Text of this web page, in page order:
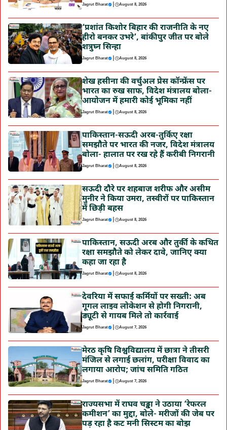
Jagrut Bharat | August 8, 2026
‘प्रशांत किशोर बिहार की राजनीति के नए
हीरो बनकर उभरे’, बांकीपुर जीत पर बोले
शत्रुघ्न सिन्हा
Jagrut Bharat | August 8, 2026
शेख हसीना की वर्चुअल प्रेस कॉन्फ्रेंस पर
भारत का रुख साफ, विदेश मंत्रालय बोला-
आयोजन में हमारी कोई भूमिका नहीं
Jagrut Bharat | August 8, 2026
पाकिस्तान-सऊदी अरब-तुर्किए रक्षा
समझौते पर भारत की नजर, विदेश मंत्रालय
बोला- हालात पर रख रहे हैं करीबी निगरानी
Jagrut Bharat | August 8, 2026
सऊदी दौरे पर शहबाज शरीफ और असीम
मुनीर ने किया उमरा, तस्वीरों पर पाकिस्तान
में छिड़ी बहस
Jagrut Bharat | August 8, 2026
पाकिस्तान, सऊदी अरब और तुर्की के कथित
रक्षा समझौते को लेकर दावे, जानिए क्या
कहा जा रहा है
Jagrut Bharat | August 8, 2026
देवरिया में सफाई कर्मियों पर सख्ती: अब
गूगल लाइव लोकेशन से होगी निगरानी,
ड्यूटी से गायब मिले तो कार्रवाई
Jagrut Bharat | August 7, 2026
मेरठ कृषि विश्वविद्यालय में छात्रा ने तीसरी
मंजिल से लगाई छलांग, परीक्षा विवाद का
लगाया आरोप; जांच समिति गठित
Jagrut Bharat | August 7, 2026
राज्यसभा में राघव चड्ढा ने उठाया ‘रेफरल
कमीशन’ का मुद्दा, बोले- मरीजों की जेब पर
पड़ रहा है कट मनी सिस्टम का बोझ